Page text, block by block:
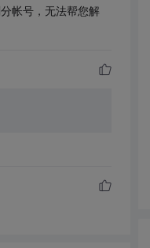
帐号，无法帮您解